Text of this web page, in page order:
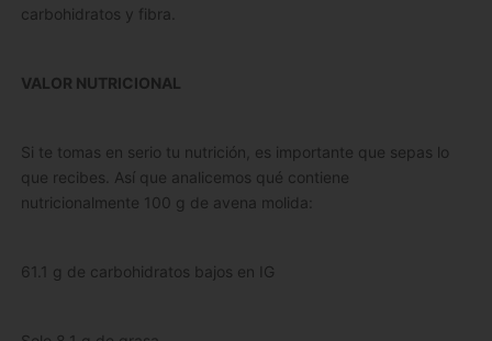
carbohidratos y fibra.
VALOR NUTRICIONAL
Si te tomas en serio tu nutrición, es importante que sepas lo
que recibes. Así que analicemos qué contiene
nutricionalmente 100 g de avena molida:
61.1 g de carbohidratos bajos en IG